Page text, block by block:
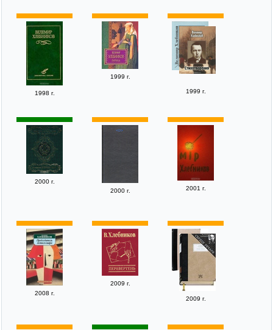
1998 г.
1999 г.
1999 г.
2000 г.
2000 г.
2001 г.
2008 г.
2009 г.
2009 г.